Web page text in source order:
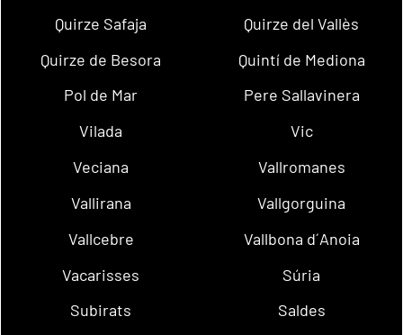
Quirze Safaja
Quirze del Vallès
Quirze de Besora
Quintí de Mediona
Pol de Mar
Pere Sallavinera
Vilada
Vic
Veciana
Vallromanes
Vallirana
Vallgorguina
Vallcebre
Vallbona d´Anoia
Vacarisses
Súria
Subirats
Saldes